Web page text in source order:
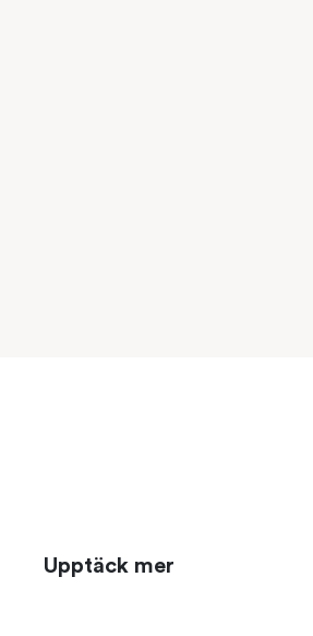
Upptäck mer